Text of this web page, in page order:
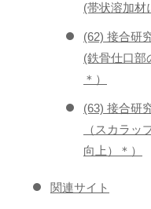
(帯状溶加材
(62) 接合研
(鉄骨仕口部
＊）
(63) 接合研
（スカラッ
向上）＊）
関連サイト